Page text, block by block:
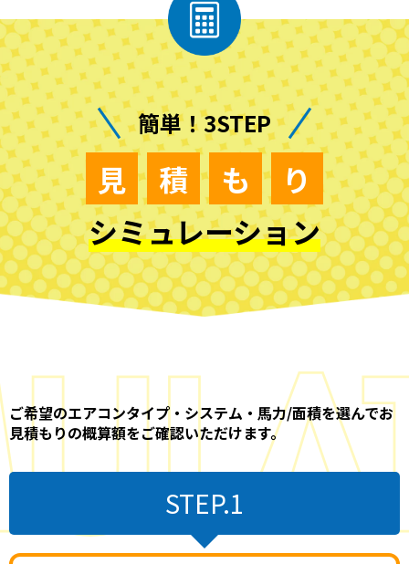
簡単！3STEP
見 積 も
り
シミュレーション
ご希望のエアコンタイプ・システム・馬力/面積を選んでお
見積もりの概算額をご確認いただけます。
STEP.1